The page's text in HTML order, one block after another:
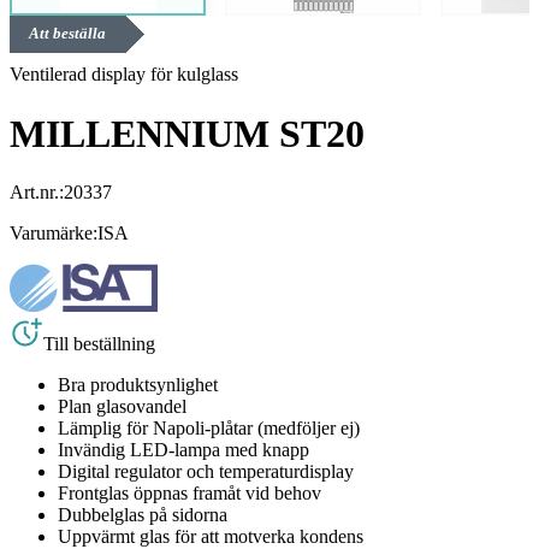
Att beställa
Ventilerad display för kulglass
MILLENNIUM ST20
Art.nr.:20337
Varumärke:ISA
Till beställning
Bra produktsynlighet
Plan glasovandel
Lämplig för Napoli-plåtar (medföljer ej)
Invändig LED-lampa med knapp
Digital regulator och temperaturdisplay
Frontglas öppnas framåt vid behov
Dubbelglas på sidorna
Uppvärmt glas för att motverka kondens